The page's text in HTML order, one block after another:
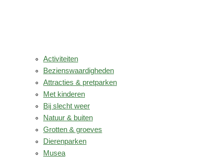
Activiteiten
Bezienswaardigheden
Attracties & pretparken
Met kinderen
Bij slecht weer
Natuur & buiten
Grotten & groeves
Dierenparken
Musea